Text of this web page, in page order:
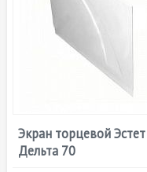
Экран торцевой Эстет
Дельта 70